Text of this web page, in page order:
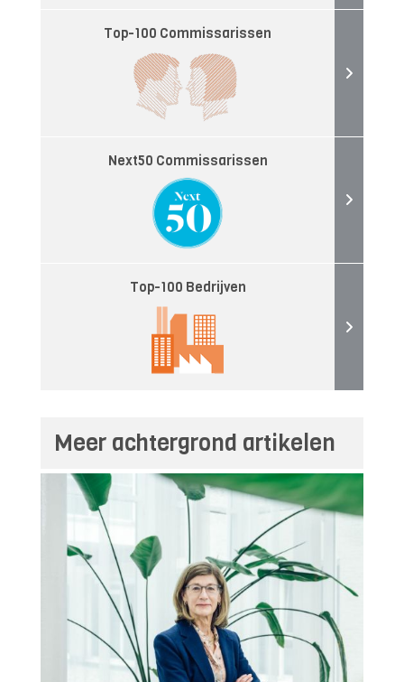
Top-100 Commissarissen
Next50 Commissarissen
Top-100 Bedrijven
Meer achtergrond artikelen